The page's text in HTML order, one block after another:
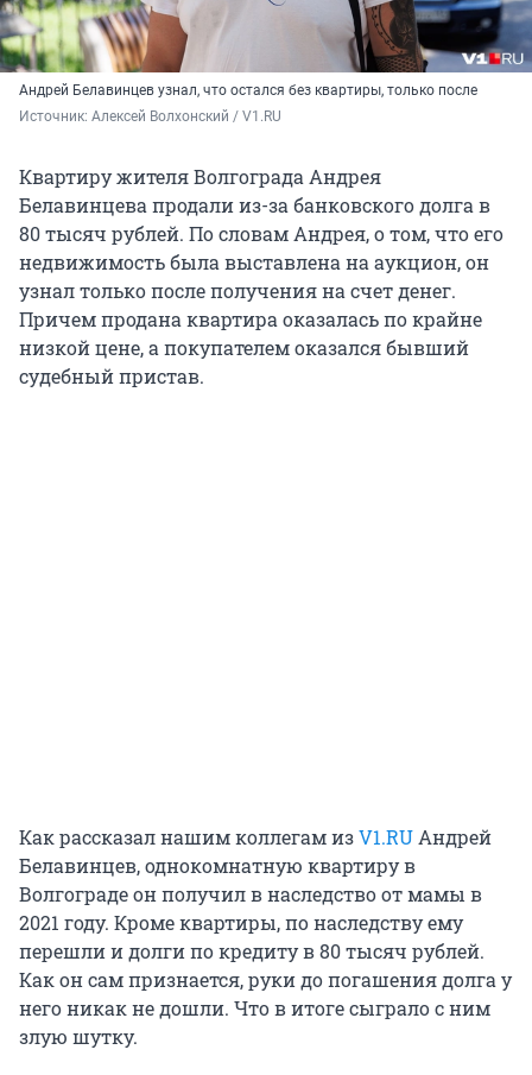
Андрей Белавинцев узнал, что остался без квартиры, только после
Источник: Алексей Волхонский / V1.RU
Квартиру жителя Волгограда Андрея
Белавинцева продали из-за банковского долга в
80 тысяч рублей. По словам Андрея, о том, что его
недвижимость была выставлена на аукцион, он
узнал только после получения на счет денег.
Причем продана квартира оказалась по крайне
низкой цене, а покупателем оказался бывший
судебный пристав.
Как рассказал нашим коллегам изV1.RUАндрей
Белавинцев, однокомнатную квартиру в
Волгограде он получил в наследство от мамы в
2021 году. Кроме квартиры, по наследству ему
перешли и долги по кредиту в 80 тысяч рублей.
Как он сам признается, руки до погашения долга у
него никак не дошли. Что в итоге сыграло с ним
злую шутку.